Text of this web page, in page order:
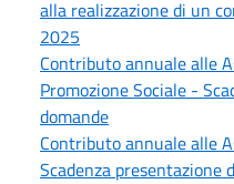
alla realizzazione di un
2025
Contributo annuale alle
Promozione Sociale -
domande
Contributo annuale alle
Scadenza presentazione